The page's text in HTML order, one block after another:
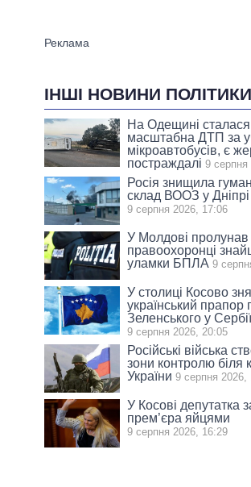
ІНШІ НОВИНИ ПОЛІТИКИ
На Одещині сталася
масштабна ДТП за
мікроавтобусів, є
постраждалі 9 серпня
Росія знищила
склад ВООЗ у Дніпрі
9 серпня 2026, 17:06
У Молдові пролунав
правоохоронці
уламки БПЛА 9
У столиці Косово
український прапор
Зеленського у
9 серпня 2026, 20:05
Російські війська
зони контролю біля
України 9 серпня 2026,
У Косові депутатка
прем’єра яйцями
9 серпня 2026, 16:29